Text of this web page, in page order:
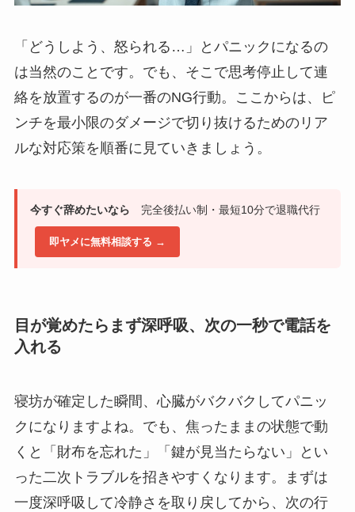
「どうしよう、怒られる…」とパニックになるの
は当然のことです。でも、そこで思考停止して連
絡を放置するのが一番のNG行動。ここからは、ピ
ンチを最小限のダメージで切り抜けるためのリア
ルな対応策を順番に見ていきましょう。
今すぐ辞めたいなら 完全後払い制・最短10分で退職代行
即ヤメに無料相談する →
目が覚めたらまず深呼吸、次の一秒で電話を
入れる
寝坊が確定した瞬間、心臓がバクバクしてパニッ
クになりますよね。でも、焦ったままの状態で動
くと「財布を忘れた」「鍵が見当たらない」とい
った二次トラブルを招きやすくなります。まずは
一度深呼吸して冷静さを取り戻してから、次の行